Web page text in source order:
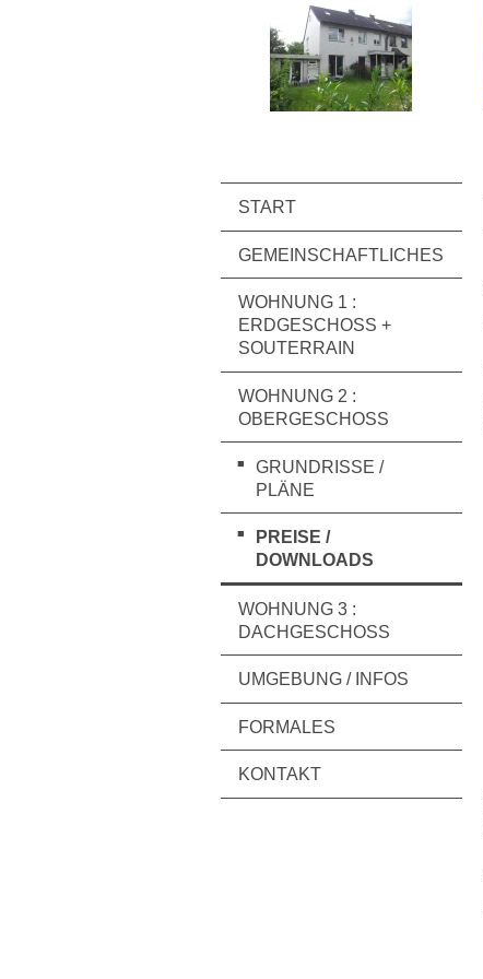
START
GEMEINSCHAFTLICHES
WOHNUNG 1 :
ERDGESCHOSS +
SOUTERRAIN
WOHNUNG 2 :
OBERGESCHOSS
GRUNDRISSE /
PLÄNE
PREISE /
DOWNLOADS
WOHNUNG 3 :
DACHGESCHOSS
UMGEBUNG / INFOS
FORMALES
KONTAKT